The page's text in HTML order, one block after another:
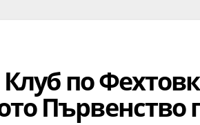
Клуб по
Първенство